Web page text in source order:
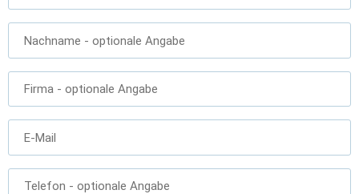
Nachname - optionale Angabe
Firma - optionale Angabe
E-Mail
Telefon - optionale Angabe